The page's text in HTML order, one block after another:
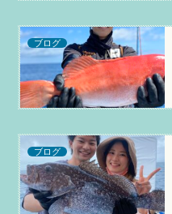
ブログ
ブログ